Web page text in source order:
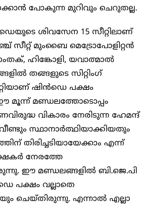
പോകുന്ന മുറിവും ചെറുതല്ല.
ശിവസേന 15 സീറ്റിലാണ്
സീറ്റ് മുംബൈ മെട്രോപോളിറ്റൻ
ഹിങ്കോളി, യവാത്മാൽ
തങ്ങളുടെ സിറ്റിം​ഗ്
ഷിൻഡെ പക്ഷം
ഈ മൂന്ന് മണ്ഡലത്തോടൊപ്പം
വികാരം നേരിടുന്ന ഹേമന്ദ്
സ്ഥാനാർത്ഥിയാക്കിയതും
തിരിച്ചടിയായേക്കാം എന്ന്
നേരത്തേ
ഈ മണ്ഡലങ്ങളിൽ ബി.ജെ.പി
പക്ഷം വല്ലാതെ
ചെയ്തിരുന്നു. എന്നാൽ എല്ലാ